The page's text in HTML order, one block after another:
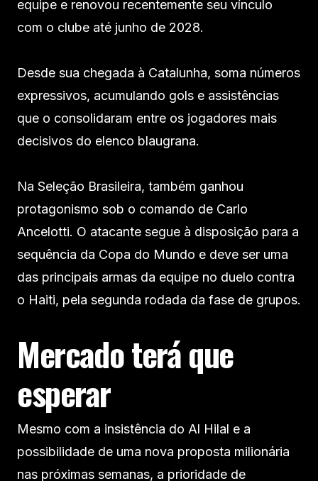
equipe e renovou recentemente seu vínculo
com o clube até junho de 2028.
Desde sua chegada à Catalunha, soma números
expressivos, acumulando gols e assistências
que o consolidaram entre os jogadores mais
decisivos do elenco blaugrana.
Na Seleção Brasileira, também ganhou
protagonismo sob o comando de Carlo
Ancelotti. O atacante segue à disposição para a
sequência da Copa do Mundo e deve ser uma
das principais armas da equipe no duelo contra
o Haiti, pela segunda rodada da fase de grupos.
Mercado terá que
esperar
Mesmo com a insistência do Al Hilal e a
possibilidade de uma nova proposta milionária
nas próximas semanas, a prioridade de